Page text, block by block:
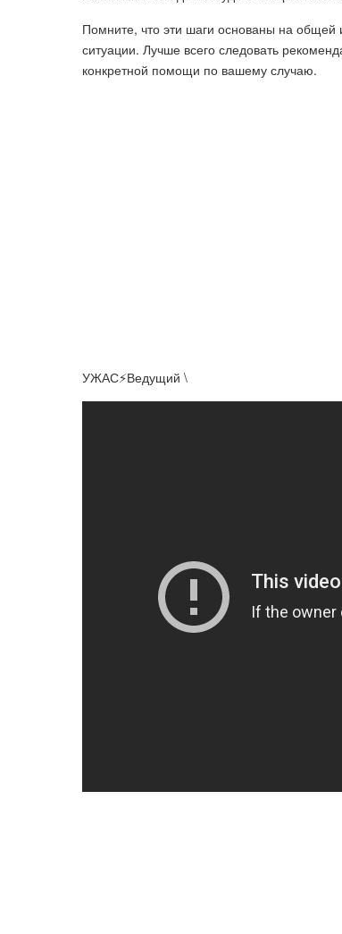
Помните, что эти шаги основаны на
ситуации. Лучше всего следовать
конкретной помощи по вашему случаю.
УЖАС⚡️Ведущий \